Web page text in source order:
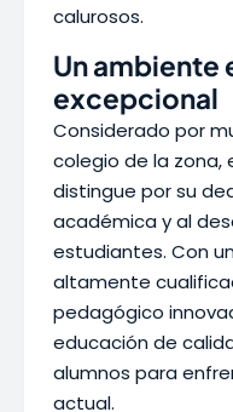
calurosos.
Un ambiente
excepcional
Considerado por
colegio de la zona,
distingue por su
académica y al
estudiantes. Con
altamente
pedagógico
educación de
alumnos para
actual.